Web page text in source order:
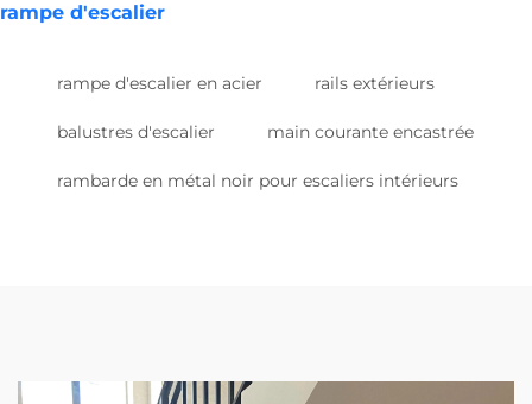
rampe d'escalier
rampe d'escalier en acier rails extérieurs
balustres d'escalier main courante encastrée
rambarde en métal noir pour escaliers intérieurs